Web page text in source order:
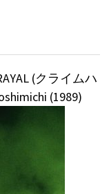
(クライムハ
(1989)